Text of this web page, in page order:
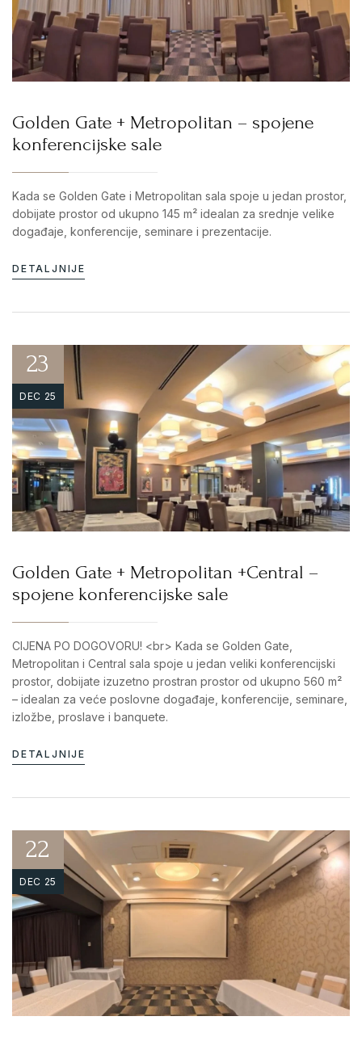
Golden Gate + Metropolitan – spojene
konferencijske sale
Kada se Golden Gate i Metropolitan sala spoje u jedan prostor,
dobijate prostor od ukupno 145 m² idealan za srednje velike
događaje, konferencije, seminare i prezentacije.
DETALJNIJE
23
DEC 25
Golden Gate + Metropolitan +Central –
spojene konferencijske sale
CIJENA PO DOGOVORU! <br> Kada se Golden Gate,
Metropolitan i Central sala spoje u jedan veliki konferencijski
prostor, dobijate izuzetno prostran prostor od ukupno 560 m²
– idealan za veće poslovne događaje, konferencije, seminare,
izložbe, proslave i banquete.
DETALJNIJE
22
DEC 25